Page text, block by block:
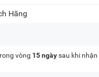
Hãng
vòng 15 ngàysau khi